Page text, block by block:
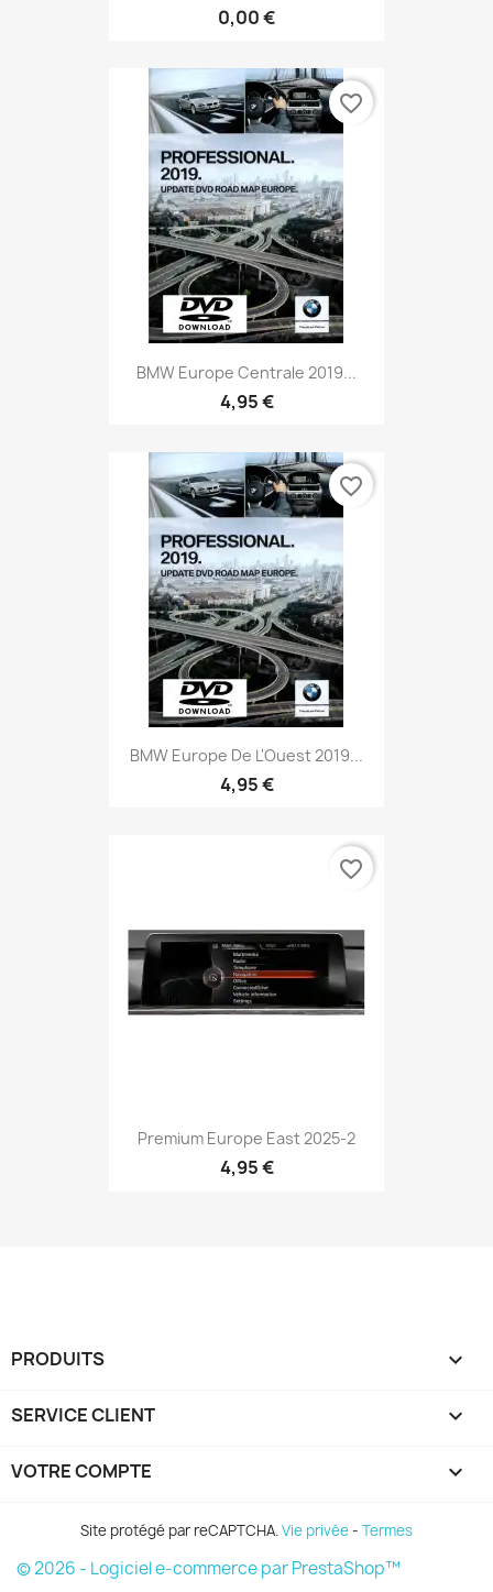
0,00 €
BMW Europe Centrale 2019...
4,95 €
favorite_border
BMW Europe De L'Ouest 2019...
4,95 €
favorite_border
Premium Europe East 2025-2
4,95 €
favorite_border
PRODUITS 
SERVICE CLIENT 
VOTRE COMPTE 
Site protégé par reCAPTCHA. Vie privée- Termes
© 2026 - Logiciel e-commerce par PrestaShop™